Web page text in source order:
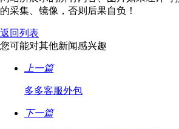
的采集、镜像，否则后果自负！
返回列表
您可能对其他新闻感兴趣
上一篇
多多客服外包
下一篇